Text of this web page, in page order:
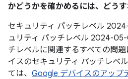
かどうかを確かめるには、どう
セキュリティ パッチレベル
ュリティ パッチレベル 2024-
チレベルに関連するすべての問
イスのセキュリティ パッチレベ
ては、 Google デバイスのアップ